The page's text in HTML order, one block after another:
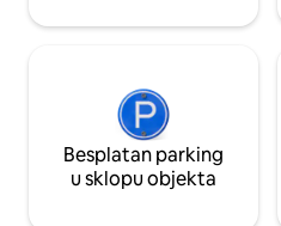
Besplatan parking
u sklopu objekta